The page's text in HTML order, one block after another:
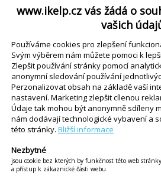
přístup zákazníkům na detail
od stolu.
- vybrané nastavení se přednastaví
akce placení na stolu, ikdyž se
pro možnost zaplacení od stolu
doklad.)
z detailu stolu. Jednotlivé
www.ikelp.cz vás žádá o
vašich
Používáme cookies pro zlepšení
Svým výběrem nám můžete pomoci k
Zlepšit používání stránky pomocí
anonymní sledování používání
Perzonalizovat obsah na základě vaší
nastavení. Marketing zlepšit cílenou
Údaje tak mohou být anonymně sdíleny
nám dodávají technologické vybavení a
této stránky. Bližší informace
Nezbytné
jsou cookie bez kterých by funkčnost této web
a přístup k zákaznické části webu.